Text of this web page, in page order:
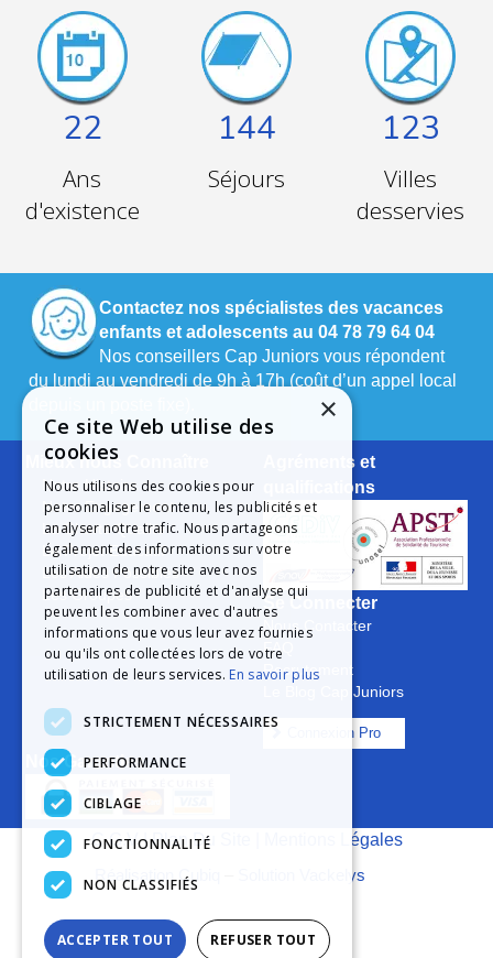
22
Ans
d'existence
144
Séjours
123
Villes
desservies
Contactez nos spécialistes des vacances
enfants et adolescents au 04 78 79 64 04
Nos conseillers Cap Juniors vous répondent
du lundi au vendredi de 9h à 17h (coût d’un appel local
Mieux nous Connaître
Notre Histoire
Notre Engagement
La Charte Qualité
Le Projet Educatif
Les Aides Possibles
Les Groupes
Agréments et
qualifications
Se Connecter
Nous Contacter
FAQ
Recrutement
Le Blog Cap Juniors
Connexion Pro
Nos Garanties
C.G.V|Plan Du Site
Mentions Légales
Réalisation Cubiq
Solution Vackelys
×
Ce site Web utilise des
cookies
Nous utilisons des cookies pour
personnaliser le contenu, les publicités et
analyser notre trafic. Nous partageons
également des informations sur votre
utilisation de notre site avec nos
partenaires de publicité et d'analyse qui
peuvent les combiner avec d'autres
informations que vous leur avez fournies
ou qu'ils ont collectées lors de votre
utilisation de leurs services. En savoir plus
STRICTEMENT NÉCESSAIRES
PERFORMANCE
CIBLAGE
FONCTIONNALITÉ
NON CLASSIFIÉS
ACCEPTER TOUT REFUSER TOUT